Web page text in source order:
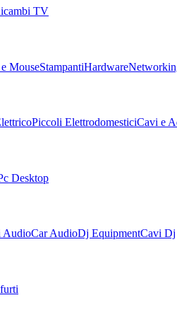
TV
MouseStampantiHardware
Piccoli ElettrodomesticiCavi e
Desktop
AudioCar AudioDj EquipmentCavi Dj